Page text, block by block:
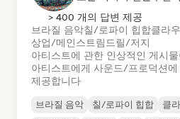
> 400 개의 답변 제공
브라질 음악칠/로파이 힙합클라
상업/메인스트림 드릴/저지
아티스트에 관한 인상적인 게시
아티스트에게 사운드/프로덕션
제공합니다
브라질 음악 칠/로파이 힙합
클